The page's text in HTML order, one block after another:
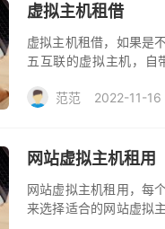
虚拟主机租借
虚拟主机租借，如果是
五互联的虚拟主机，自
范范
2022-11-16
网站虚拟主机租用
网站虚拟主机租用，每
来选择适合的网站虚拟